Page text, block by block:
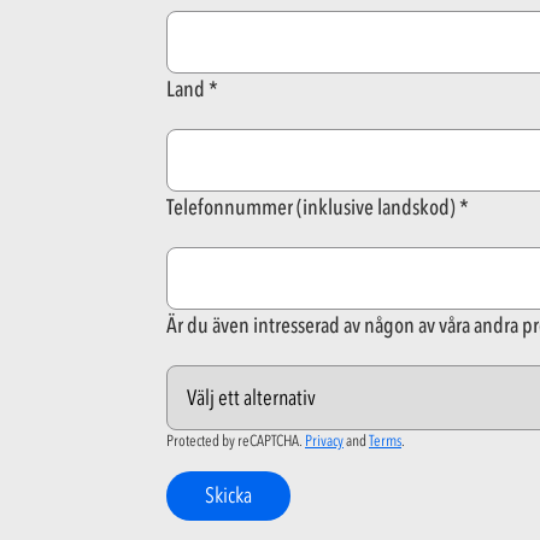
Land
Telefonnummer (inklusive landskod)
Är du även intresserad av någon av våra andra
Protected by reCAPTCHA. Privacyand Terms.
Skicka